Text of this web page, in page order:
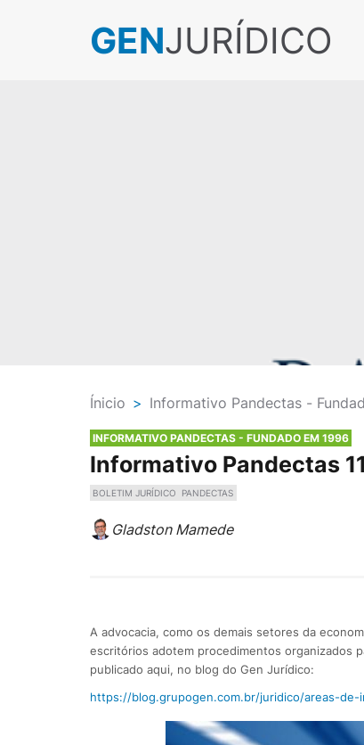
GENJURÍDICO
Ínicio > Informativo Pandectas -
INFORMATIVO PANDECTAS - FUNDADO EM 1996
Informativo Pandectas
BOLETIM JURÍDICO PANDECTAS
Gladston Mamede
A advocacia, como os demais setores da
escritórios adotem procedimentos organizados
publicado aqui, no blog do Gen Jurídico:
https://blog.grupogen.com.br/juridico/areas-